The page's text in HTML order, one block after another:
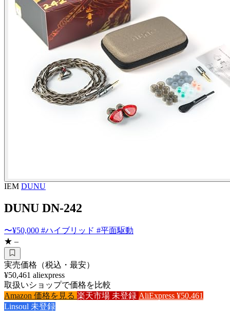
IEM DUNU
DUNU DN-242
〜¥50,000 #ハイブリッド #平面駆動
★ –
実売価格（税込・最安）
¥50,461 aliexpress
取扱いショップで価格を比較
Amazon 価格を見る 楽天市場 未登録 AliExpress ¥50,461
Linsoul 未登録